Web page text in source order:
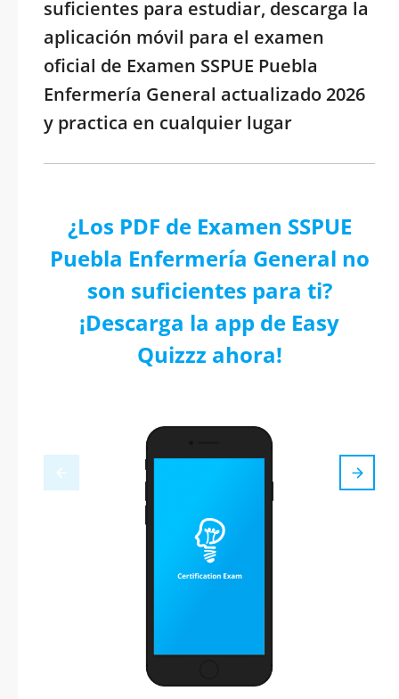
suficientes para estudiar, descarga la
aplicación móvil para el examen
oficial de Examen SSPUE Puebla
Enfermería General actualizado 2026
y practica en cualquier lugar
¿Los PDF de Examen SSPUE
Puebla Enfermería General no
son suficientes para ti?
¡Descarga la app de Easy
Quizzz ahora!